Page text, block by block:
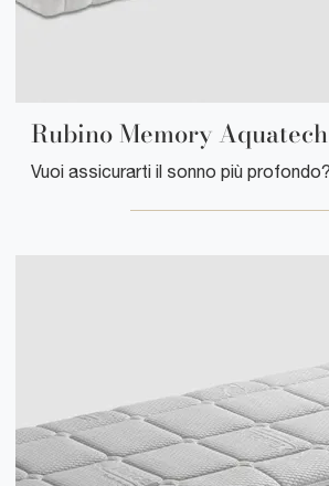
Rubino Memory Aquatech